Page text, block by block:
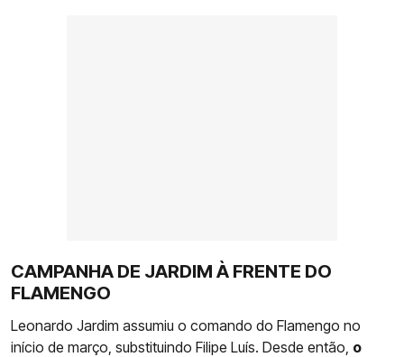
CAMPANHA DE JARDIM À FRENTE DO
FLAMENGO
Leonardo Jardim assumiu o comando do Flamengo no
início de março, substituindo Filipe Luís. Desde então, o